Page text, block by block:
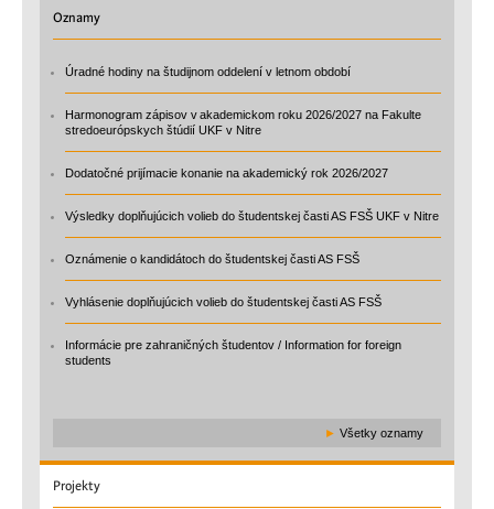
Oznamy
Úradné hodiny na študijnom oddelení v letnom období
Harmonogram zápisov v akademickom roku 2026/2027 na Fakulte
stredoeurópskych štúdií UKF v Nitre
Dodatočné prijímacie konanie na akademický rok 2026/2027
Výsledky doplňujúcich volieb do študentskej časti AS FSŠ UKF v Nitre
Oznámenie o kandidátoch do študentskej časti AS FSŠ
Vyhlásenie doplňujúcich volieb do študentskej časti AS FSŠ
Informácie pre zahraničných študentov / Information for foreign
students
► Všetky oznamy
Projekty